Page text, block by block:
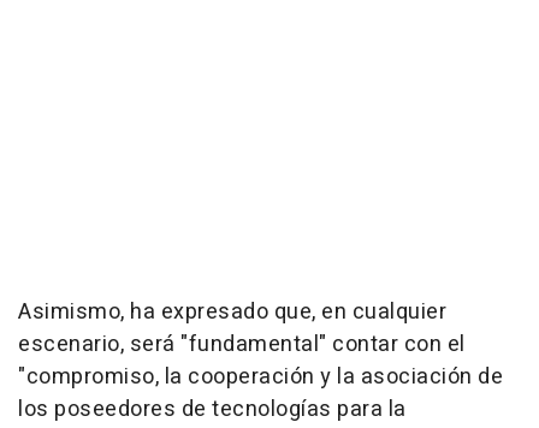
Asimismo, ha expresado que, en cualquier
escenario, será "fundamental" contar con el
"compromiso, la cooperación y la asociación de
los poseedores de tecnologías para la